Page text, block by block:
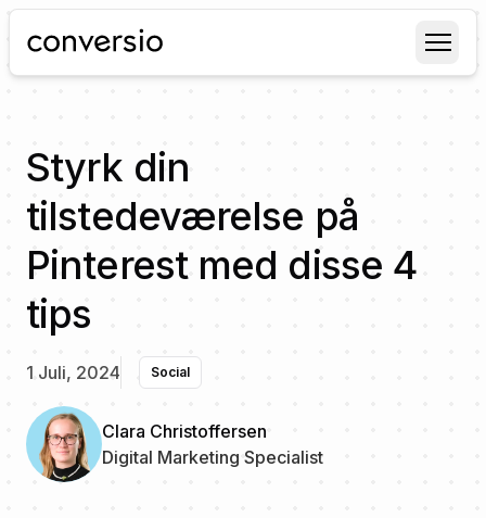
Conversio
Styrk din
tilstedeværelse på
Pinterest med disse 4
tips
1 Juli, 2024 Social
Clara Christoffersen
Digital Marketing Specialist